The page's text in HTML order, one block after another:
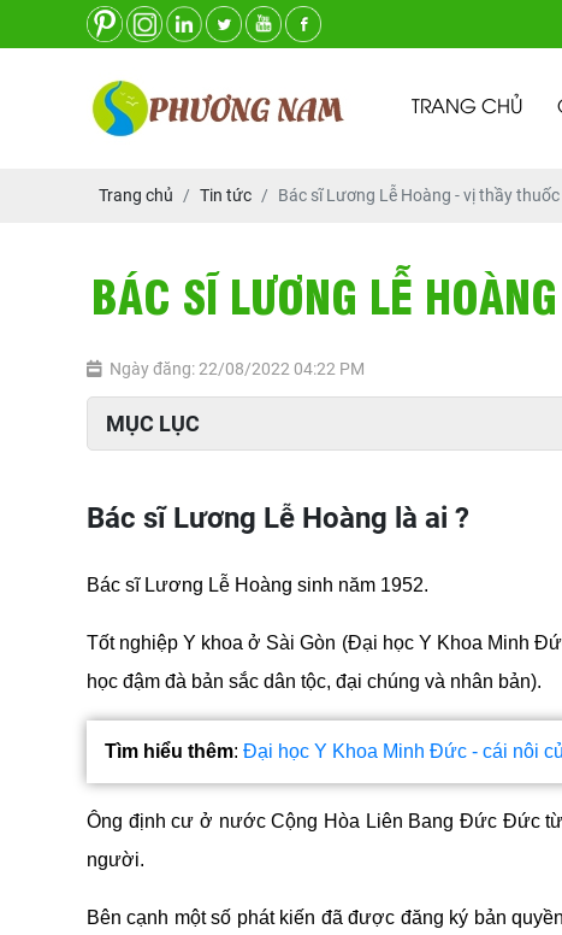
TRANG CHỦ
Trang chủ Tin tức Bác sĩ Lương Lễ Hoàng - vị thầy
BÁC SĨ LƯƠNG LỄ
Ngày đăng: 22/08/2022 04:22 PM
MỤC LỤC
Bác sĩ Lương Lễ Hoàng là ai ?
Bác sĩ Lương Lễ Hoàng sinh năm 1952.
Tốt nghiệp Y khoa ở Sài Gòn (Đại học Y Khoa Minh
học đậm đà bản sắc dân tộc, đại chúng và nhân bản).
Tìm hiểu thêm: Đại học Y Khoa Minh Đức - cái nôi
Ông định cư ở nước Cộng Hòa Liên Bang Đức Đức từ
người.
Bên cạnh một số phát kiến đã được đăng ký bản